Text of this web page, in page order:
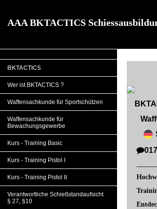
AAA BKTACTICS
BKTACTICS
Wer ist BKTACTICS ?
Waffensachkunde für Sportschützen
Waffensachkunde für
Bewachungsgewerbe
Kurs - Training Basic
Kurs - Training Pistol I
Kurs - Training Pistol II
Verantwortliche Schießstandaufsicht
§ 27, §10